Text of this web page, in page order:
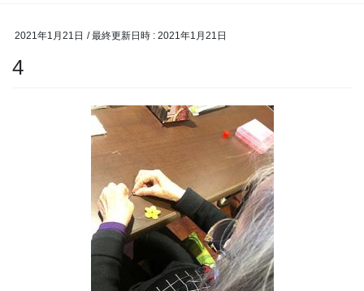
2021年1月21日 / 最終更新日時 : 2021年1月21日
4